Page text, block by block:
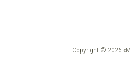
Copyright © 2026